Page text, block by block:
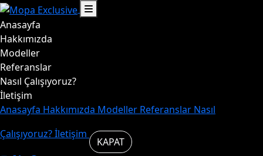
Anasayfa
Hakkımızda
Modeller
Referanslar
Nasıl Çalışıyoruz?
İletişim
Anasayfa Hakkımızda Modeller Referanslar Nasıl
Çalışıyoruz?İletişim
KAPAT
mutfakta
başlar.
Mutfakta şık ve özgün